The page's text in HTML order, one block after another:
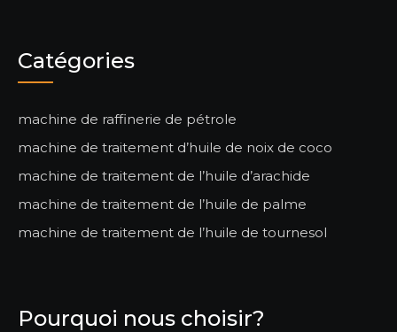
Catégories
machine de raffinerie de pétrole
machine de traitement d’huile de noix de coco
machine de traitement de l’huile d’arachide
machine de traitement de l’huile de palme
machine de traitement de l’huile de tournesol
Pourquoi nous choisir?